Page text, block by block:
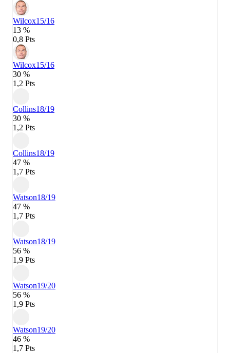
Wilcox15/16
13 %
0,8 Pts
Wilcox15/16
30 %
1,2 Pts
Collins18/19
30 %
1,2 Pts
Collins18/19
47 %
1,7 Pts
Watson18/19
47 %
1,7 Pts
Watson18/19
56 %
1,9 Pts
Watson19/20
56 %
1,9 Pts
Watson19/20
46 %
1,7 Pts